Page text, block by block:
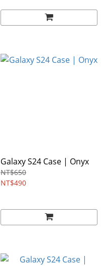
Galaxy S24 Case | Onyx
NT$650
NT$490